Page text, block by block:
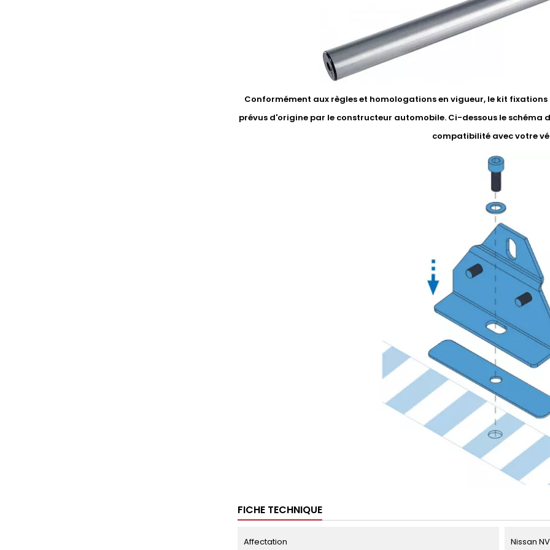
Conformément aux règles et homologations en vigueur, le kit
prévus d'origine par le constructeur automobile. Ci-dessous le schéma
compatibilité avec votre
FICHE TECHNIQUE
Affectation Nissan